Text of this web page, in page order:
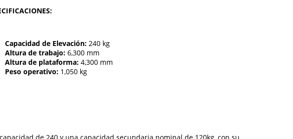
Capacidad de Elevación: 240 kg
Altura de trabajo: 6,300 mm
Altura de plataforma: 4,300 mm
Peso operativo: 1,050 kg